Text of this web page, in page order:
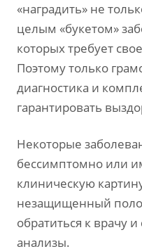
«наградить» не
целым «букетом»
которых требует
Поэтому только
диагностика и
гарантировать
Некоторые
бессимптомно или
клиническую
незащищенный
обратиться к врачу
анализы.